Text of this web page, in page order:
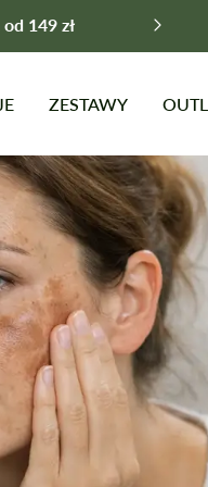
149 zł
ZESTAWY